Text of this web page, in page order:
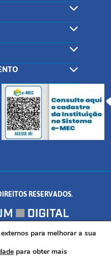
RESERVADOS.
FORMIGA/MG - CEP:
para melhorar a sua
para obter mais